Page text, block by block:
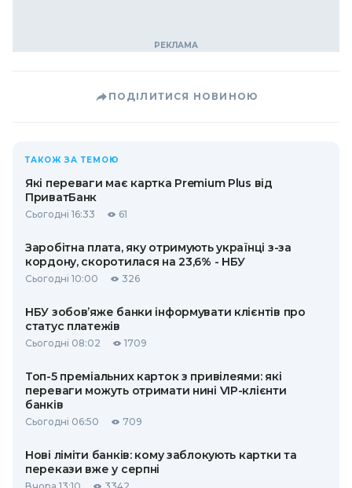
ПОДІЛИТИСЯ НОВИНОЮ
ТАКОЖ ЗА ТЕМОЮ
Які переваги має картка Premium Plus від
ПриватБанк
Сьогодні 16:33 61
Заробітна плата, яку отримують українці з-за
кордону, скоротилася на 23,6% - НБУ
Сьогодні 10:00 326
НБУ зобов’яже банки інформувати клієнтів про
статус платежів
Сьогодні 08:02 1709
Топ-5 преміальних карток з привілеями: які
переваги можуть отримати нині VIP-клієнти
банків
Сьогодні 06:50 709
Нові ліміти банків: кому заблокують картки та
перекази вже у серпні